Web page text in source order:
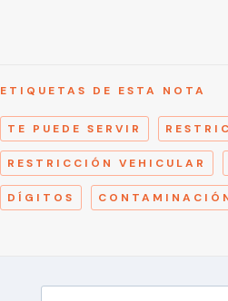
ETIQUETAS DE ESTA NOTA
TE PUEDE SERVIR
RESTRICCIÓN VEHICULAR
DÍGITOS